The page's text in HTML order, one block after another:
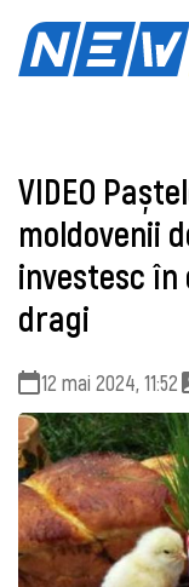
VIDEO
moldovenii
investesc
dragi
12 mai 2024, 11:52